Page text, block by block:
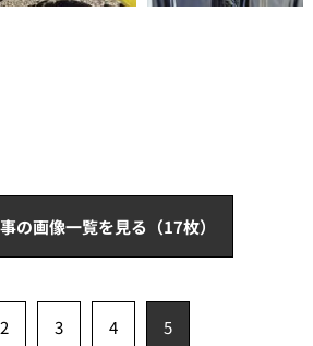
の画像一覧を見る（17枚）
2 3 4 5